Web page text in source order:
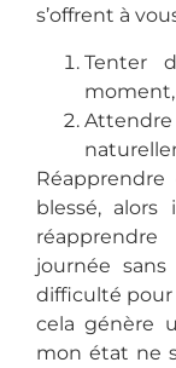
s’offrent à
Tenter
moment,
blessé,
journée
difficulté pour
cela génère
mon état ne